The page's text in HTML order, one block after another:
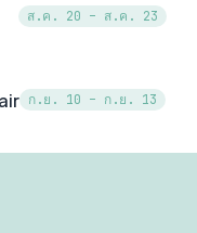
ส.ค. 20 – ส.ค. 23
ก.ย. 10 – ก.ย. 13